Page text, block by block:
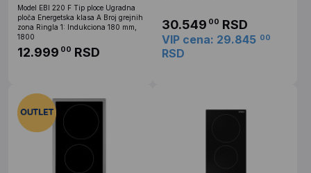
Model EBI 220 F Tip ploce Ugradna
ploča Energetska klasa A Broj grejnih
zona Ringla 1: Indukciona 180 mm,
1800
12.999 00 RSD
30.549 00 RSD
VIP cena: 29.845 00
RSD